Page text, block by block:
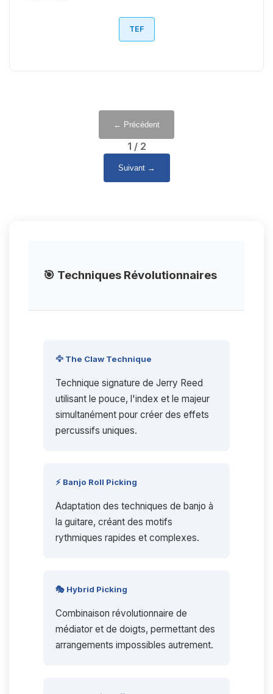
TEF
← Précédent
1 / 2
Suivant →
🎯 Techniques Révolutionnaires
🦅 The Claw Technique
Technique signature de Jerry Reed
utilisant le pouce, l'index et le majeur
simultanément pour créer des effets
percussifs uniques.
⚡ Banjo Roll Picking
Adaptation des techniques de banjo à
la guitare, créant des motifs
rythmiques rapides et complexes.
🎭 Hybrid Picking
Combinaison révolutionnaire de
médiator et de doigts, permettant des
arrangements impossibles autrement.